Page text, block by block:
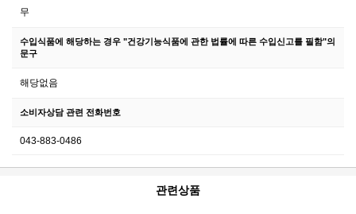
무
수입식품에 해당하는 경우 "건강기능식품에 관한 법률에 따른 수입신고를 필함"의
문구
해당없음
소비자상담 관련 전화번호
043-883-0486
관련상품